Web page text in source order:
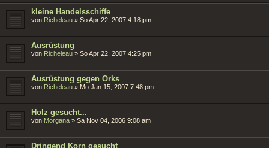
kleine Handelsschiffe
von Richeleau » So Apr 22, 2007 4:18 pm
Ausrüstung
von Richeleau » So Apr 22, 2007 4:25 pm
Ausrüstung gegen Orks
von Richeleau » Mo Jan 15, 2007 7:48 pm
Holz gesucht...
von Morgana » Sa Nov 04, 2006 9:08 am
Dringend Korn gesucht